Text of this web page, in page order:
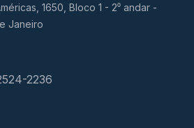
1650, Bloco 1 - 2⁰ andar -
Janeiro
2236